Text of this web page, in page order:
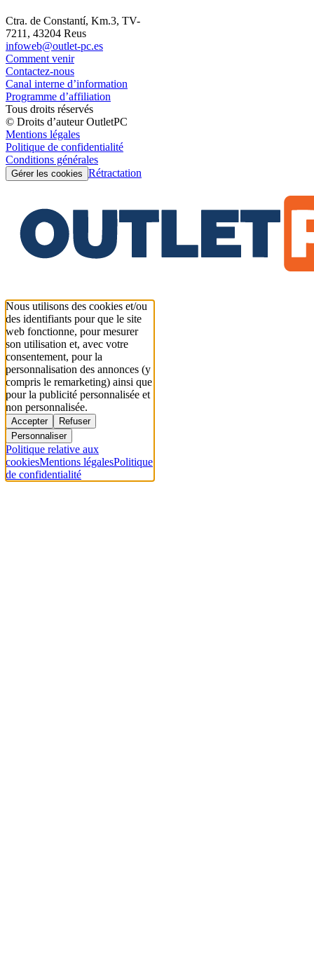
Ctra. de Constantí, Km.3, TV-
7211, 43204 Reus
infoweb@outlet-pc.es
Comment venir
Contactez-nous
Canal interne d’information
Programme d’affiliation
Tous droits réservés
© Droits d’auteur OutletPC
Mentions légales
Politique de confidentialité
Conditions générales
Gérer les cookies Rétractation
Nous utilisons des cookies et/ou
des identifiants pour que le site
web fonctionne, pour mesurer
son utilisation et, avec votre
consentement, pour la
personnalisation des annonces (y
compris le remarketing) ainsi que
pour la publicité personnalisée et
non personnalisée.
Accepter
Refuser
Personnaliser
Politique relative aux
cookiesMentions légalesPolitique
de confidentialité